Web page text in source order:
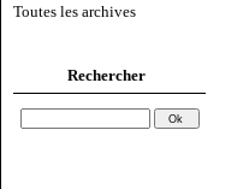
Toutes les archives
Rechercher